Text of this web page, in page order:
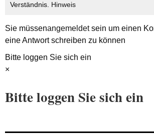
Verständnis. Hinweis
Sie müssenangemeldetsein um einen
eine Antwort schreiben zu können
Bitte loggen Sie sich ein
×
Bitte loggen Sie sich ein